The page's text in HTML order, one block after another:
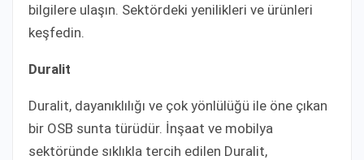
bilgilere ulaşın. Sektördeki yenilikleri ve ürünleri
keşfedin.
Duralit
Duralit, dayanıklılığı ve çok yönlülüğü ile öne çıkan
bir OSB sunta türüdür. İnşaat ve mobilya
sektöründe sıklıkla tercih edilen Duralit,